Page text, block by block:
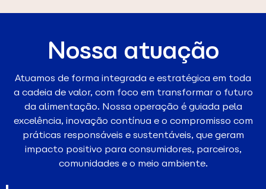
Nossa atuação
Atuamos de forma integrada e estratégica em toda
a cadeia de valor, com foco em transformar o futuro
da alimentação. Nossa operação é guiada pela
excelência, inovação contínua e o compromisso com
práticas responsáveis e sustentáveis, que geram
impacto positivo para consumidores, parceiros,
comunidades e o meio ambiente.